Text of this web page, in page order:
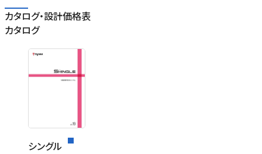
カタログ・設計価格表
カタログ
シングル